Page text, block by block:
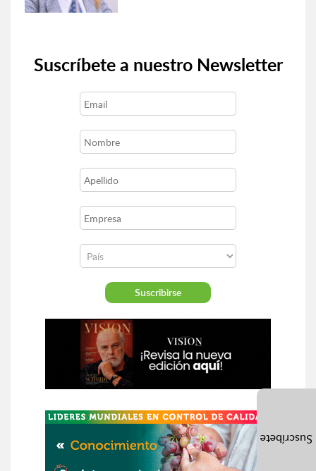
Suscríbete a nuestro Newsletter
Suscríbete